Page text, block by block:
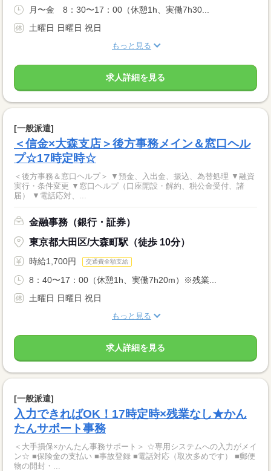
月〜金 8：30〜17：00（休憩1h、実働7h30...
土曜日 日曜日 祝日
もっと見る
求人詳細を見る
[一般派遣]
＜信金×大森支店＞後方事務メイン＆窓口ヘル
プ☆17時定時☆
＜後方事務＆窓口ヘルプ＞ ▼預金、入出金、振込、為替処理 ▼融資
実行・条件変更 ▼窓口ヘルプ（口座開設・解約、税公金受付、諸
届） ▼電話応対、...
金融事務（銀行・証券）
東京都大田区/大森町駅（徒歩 10分）
時給1,700円 交通費全額支給
8：40〜17：00（休憩1h、実働7h20m）※残業...
土曜日 日曜日 祝日
もっと見る
求人詳細を見る
[一般派遣]
入力できればOK！17時定時×残業なし★かん
たんサポート事務
＜大手損保×かんたん事務サポート＞ ☆専用システムへの入力がメイ
ン☆ ■保険金の支払い ■事故登録 ■電話対応（取次多めです） ■郵便
物の開封・...